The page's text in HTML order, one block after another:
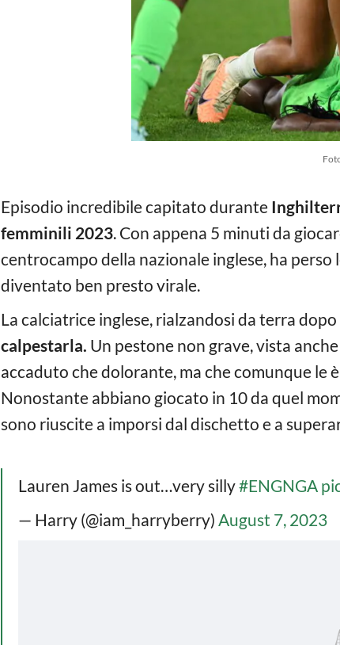
Episodio incredibile capitato durante
femminili 2023. Con appena 5 minuti da
centrocampo della nazionale inglese, ha
diventato ben presto virale.
La calciatrice inglese, rialzandosi da terra
calpestarla. Un pestone non grave, vista
accaduto che dolorante, ma che comunque le
Nonostante abbiano giocato in 10 da quel
sono riuscite a imporsi dal dischetto e a
Lauren James is out…very silly#ENGNGA
— Harry (@iam_harryberry) August 7, 2023